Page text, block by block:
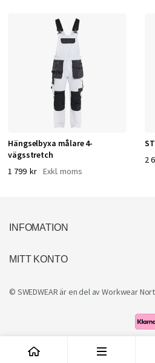
Hängselbyxa målare 4-
vägsstretch
1 799 kr
2
INFOMATION
MITT KONTO
© SWEDWEAR är en del avWorkwear